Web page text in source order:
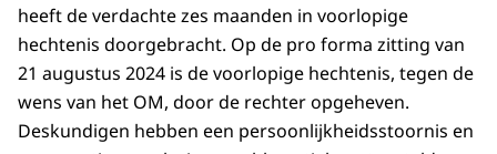
heeft de verdachte zes maanden in voorlopige
hechtenis doorgebracht. Op de pro forma zitting van
21 augustus 2024 is de voorlopige hechtenis, tegen de
wens van het OM, door de rechter opgeheven.
Deskundigen hebben een persoonlijkheidsstoornis en